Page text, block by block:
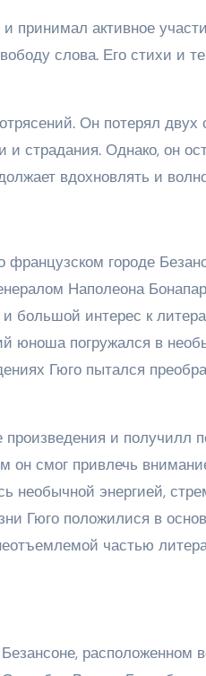
принимал активное
слова. Его стихи и
Он потерял двух
и страдания. Однако, он
вдохновлять и
городе
Наполеона
большой интерес к
юноша погружался в
Гюго пытался
и получилл
смог привлечь
необычной энергией,
Гюго положилися в
частью